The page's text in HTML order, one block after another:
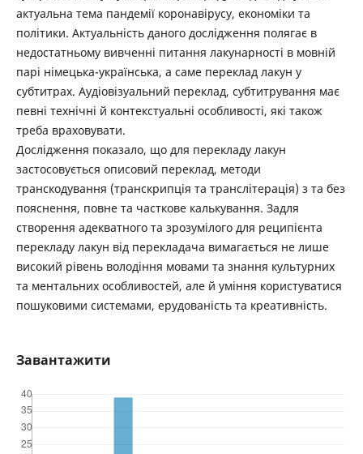
актуальна тема пандемії коронавірусу, економіки та
політики. Актуальність даного дослідження полягає в
недостатньому вивченні питання лакунарності в мовній
парі німецька-українська, а саме переклад лакун у
субтитрах. Аудіовізуальний переклад, субтитрування має
певні технічні й контекстуальні особливості, які також
треба враховувати.
Дослідження показало, що для перекладу лакун
застосовується описовий переклад, методи
транскодування (транскрипція та транслітерація) з та без
пояснення, повне та часткове калькування. Задля
створення адекватного та зрозумілого для реципієнта
перекладу лакун від перекладача вимагається не лише
високий рівень володіння мовами та знання культурних
та ментальних особливостей, але й уміння користуватися
пошуковими системами, ерудованість та креативність.
Завантажити